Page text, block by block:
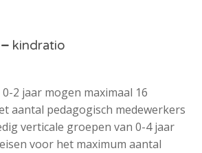
– kindratio
2 jaar mogen maximaal 16
aantal pedagogisch medewerkers
verticale groepen van 0-4 jaar
voor het maximum aantal